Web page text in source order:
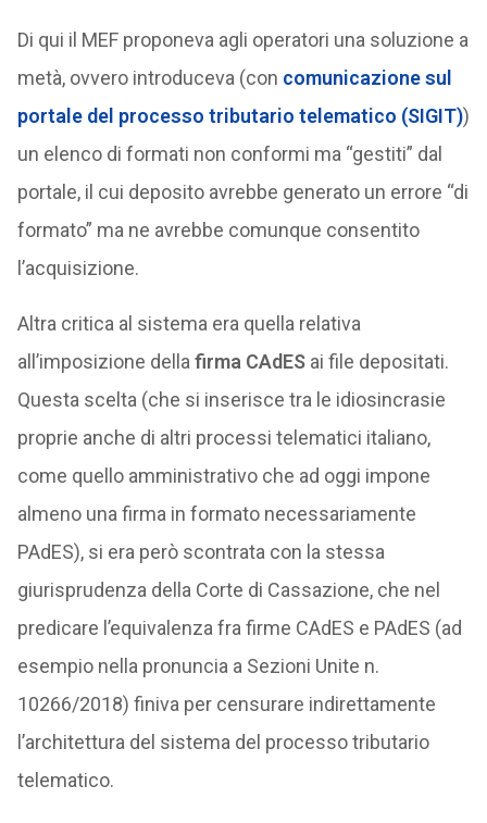
Di qui il MEF proponeva agli operatori una soluzione a
metà, ovvero introduceva (con comunicazione sul
portale del processo tributario telematico (SIGIT))
un elenco di formati non conformi ma “gestiti” dal
portale, il cui deposito avrebbe generato un errore “di
formato” ma ne avrebbe comunque consentito
l’acquisizione.
Altra critica al sistema era quella relativa
all’imposizione della firma CAdESai file depositati.
Questa scelta (che si inserisce tra le idiosincrasie
proprie anche di altri processi telematici italiano,
come quello amministrativo che ad oggi impone
almeno una firma in formato necessariamente
PAdES), si era però scontrata con la stessa
giurisprudenza della Corte di Cassazione, che nel
predicare l’equivalenza fra firme CAdES e PAdES (ad
esempio nella pronuncia a Sezioni Unite n.
10266/2018) finiva per censurare indirettamente
l’architettura del sistema del processo tributario
telematico.